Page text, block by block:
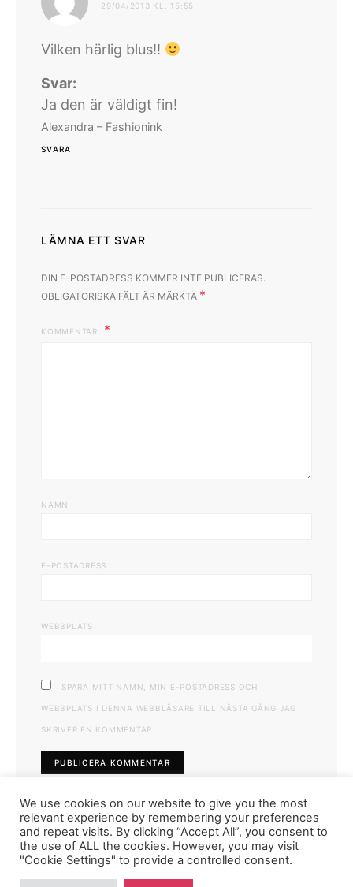
29/04/2013 KL. 15:55
Vilken härlig blus!!
Svar:
Ja den är väldigt fin!
Alexandra – Fashionink
SVARA
LÄMNA ETT SVAR
DIN E-POSTADRESS KOMMER INTE PUBLICERAS.
OBLIGATORISKA FÄLT ÄR MÄRKTA *
KOMMENTAR
NAMN
E-POSTADRESS
WEBBPLATS
SPARA MITT NAMN, MIN E-POSTADRESS OCH
WEBBPLATS I DENNA WEBBLÄSARE TILL NÄSTA GÅNG JAG
SKRIVER EN KOMMENTAR.
FASHIONINK.SE
We use cookies on our website to give you the most
relevant experience by remembering your preferences
and repeat visits. By clicking “Accept All”, you consent to
the use of ALL the cookies. However, you may visit
"Cookie Settings" to provide a controlled consent.